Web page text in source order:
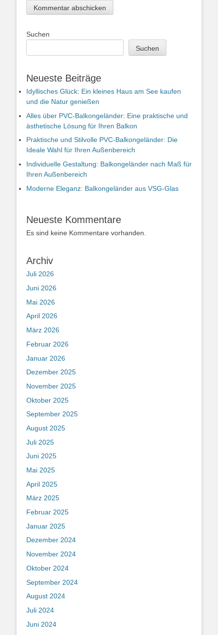
Suchen
Suchen
Neueste Beiträge
Idyllisches Glück: Ein kleines Haus am See kaufen
und die Natur genießen
Alles über PVC-Balkongeländer: Eine praktische und
ästhetische Lösung für Ihren Balkon
Praktische und Stilvolle PVC-Balkongeländer: Die
Ideale Wahl für Ihren Außenbereich
Individuelle Gestaltung: Balkongeländer nach Maß für
Ihren Außenbereich
Moderne Eleganz: Balkongeländer aus VSG-Glas
Neueste Kommentare
Es sind keine Kommentare vorhanden.
Archiv
Juli 2026
Juni 2026
Mai 2026
April 2026
März 2026
Februar 2026
Januar 2026
Dezember 2025
November 2025
Oktober 2025
September 2025
August 2025
Juli 2025
Juni 2025
Mai 2025
April 2025
März 2025
Februar 2025
Januar 2025
Dezember 2024
November 2024
Oktober 2024
September 2024
August 2024
Juli 2024
Juni 2024